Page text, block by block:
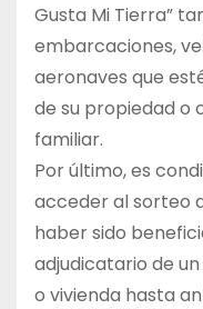
Gusta Mi Tierra”
embarcaciones,
aeronaves que
de su propiedad o
familiar.
Por último, es
acceder al sorteo
haber sido
adjudicatario de
o vivienda hasta